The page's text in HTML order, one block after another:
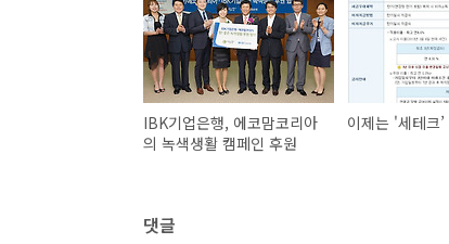
IBK기업은행, 에코맘코리아
의 녹색생활 캠페인 후원
이제는 '세테크
댓글